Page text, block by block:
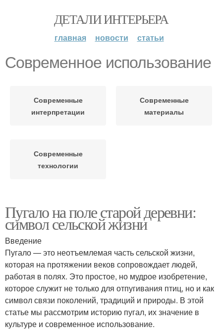
ДЕТАЛИ ИНТЕРЬЕРА
главная новости статьи
Современное использование
Современные
интерпретации
Современные
материалы
Современные
технологии
Пугало на поле старой деревни:
символ сельской жизни
Введение
Пугало — это неотъемлемая часть сельской жизни,
которая на протяжении веков сопровождает людей,
работая в полях. Это простое, но мудрое изобретение,
которое служит не только для отпугивания птиц, но и как
символ связи поколений, традиций и природы. В этой
статье мы рассмотрим историю пугал, их значение в
культуре и современное использование.